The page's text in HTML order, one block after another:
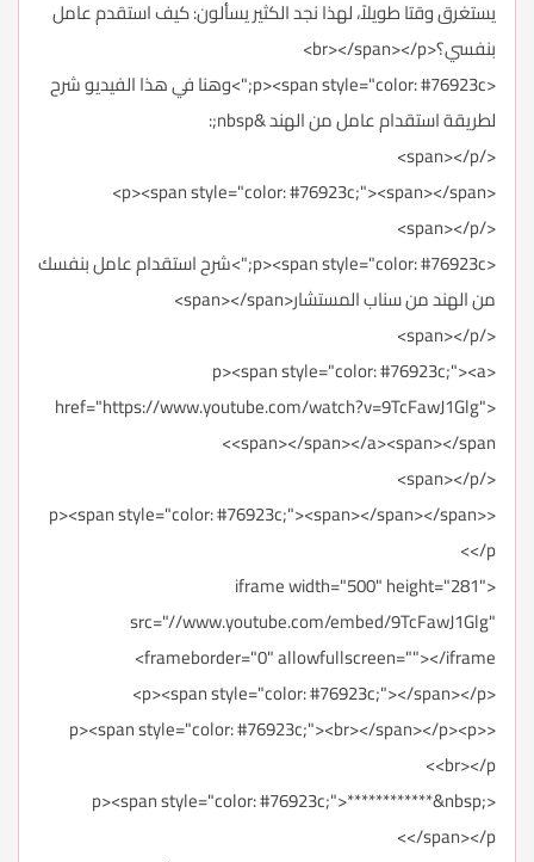
يستغرق وقتا طويلاً، لهذا نجد الكثير يسألون: كيف استقدم عامل
بنفسي؟<br></span></p>
<p><span style="color: #76923c;">وهنا في هذا الفيديو شرح
لطريقة استقدام عامل من الهند &nbsp;:
</span></p>
<p><span style="color: #76923c;"><span></span>
</span></p>
<p><span style="color: #76923c;">شرح استقدام عامل بنفسك
من الهند من سناب المستشار<span></span>
</span></p>
<p><span style="color: #76923c;"><a
href="https://www.youtube.com/watch?v=9TcFawJ1Glg">
<span></span></a><span></span>
</span></p>
<p><span style="color: #76923c;"><span></span></span>
</p>
<iframe width="500" height="281"
src="//www.youtube.com/embed/9TcFawJ1Glg"
frameborder="0" allowfullscreen=""></iframe>
<p><span style="color: #76923c;"></span></p>
<p><span style="color: #76923c;"><br></span></p><p>
<br></p>
<p><span style="color: #76923c;">************&nbsp;
</span></p>